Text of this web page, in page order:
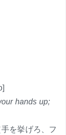
hands up;
を挙げろ、フ